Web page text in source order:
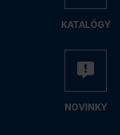
KA­TA­LÓ­GY
NO­VIN­KY